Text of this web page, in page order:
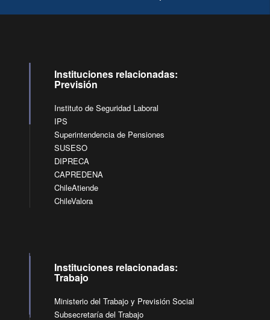
Instituciones relacionadas:
Previsión
Instituto de Seguridad Laboral
IPS
Superintendencia de Pensiones
SUSESO
DIPRECA
CAPREDENA
ChileAtiende
ChileValora
Instituciones relacionadas:
Trabajo
Ministerio del Trabajo y Previsión Social
Subsecretaría del Trabajo